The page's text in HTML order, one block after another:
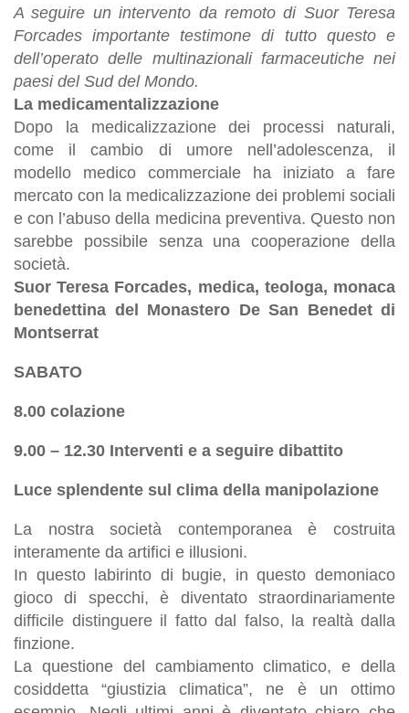
A seguire un intervento da remoto di Suor Teresa
Forcades importante testimone di tutto questo e
dell’operato delle multinazionali farmaceutiche nei
paesi del Sud del Mondo.
La medicamentalizzazione
Dopo la medicalizzazione dei processi naturali,
come il cambio di umore nell’adolescenza, il
modello medico commerciale ha iniziato a fare
mercato con la medicalizzazione dei problemi sociali
e con l’abuso della medicina preventiva. Questo non
sarebbe possibile senza una cooperazione della
società.
Suor Teresa Forcades, medica, teologa, monaca
benedettina del Monastero De San Benedet di
Montserrat
SABATO
8.00 colazione
9.00 – 12.30 Interventi e a seguire dibattito
Luce splendente sul clima della manipolazione
La nostra società contemporanea è costruita
interamente da artifici e illusioni.
In questo labirinto di bugie, in questo demoniaco
gioco di specchi, è diventato straordinariamente
difficile distinguere il fatto dal falso, la realtà dalla
finzione.
La questione del cambiamento climatico, e della
cosiddetta “giustizia climatica”, ne è un ottimo